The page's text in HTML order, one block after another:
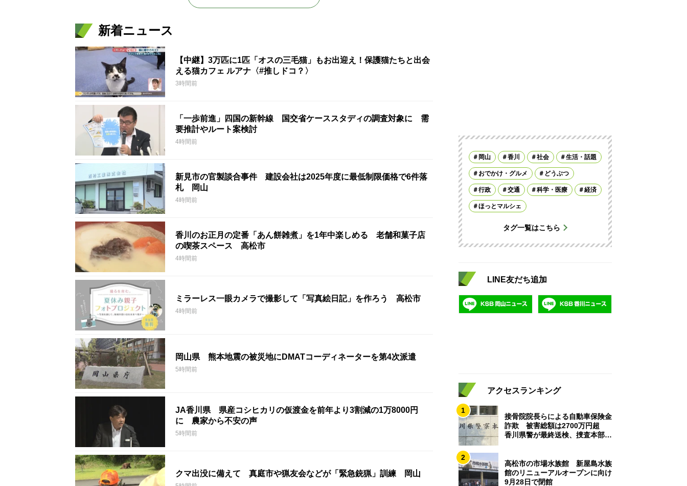
新着ニュース
【中継】3万匹に1匹「オスの三毛猫」もお出迎え！保護猫たちと出会
える猫カフェ ルアナ〈#推しドコ？〉
3時間前
「一歩前進」四国の新幹線 国交省ケーススタディの調査対象に 需
要推計やルート案検討
4時間前
新見市の官製談合事件 建設会社は2025年度に最低制限価格で6件落
札 岡山
4時間前
香川のお正月の定番「あん餅雑煮」を1年中楽しめる 老舗和菓子店
の喫茶スペース 高松市
4時間前
ミラーレス一眼カメラで撮影して「写真絵日記」を作ろう 高松市
4時間前
岡山県 熊本地震の被災地にDMATコーディネーターを第4次派遣
5時間前
JA香川県 県産コシヒカリの仮渡金を前年より3割減の1万8000円
に 農家から不安の声
5時間前
クマ出没に備えて 真庭市や猟友会などが「緊急銃猟」訓練 岡山
岡山 香川 社会 生活・話題
おでかけ・グルメ どうぶつ
行政 交通 科学・医療 経済
ほっとマルシェ
タグ一覧はこちら
LINE友だち追加
アクセスランキング
1
接骨院院長らによる自動車保険金
詐欺 被害総額は2700万円超
香川県警が最終送検、捜査本部解
2
高松市の市場水族館 新屋島水族
館のリニューアルオープンに向け
9月28日で閉館